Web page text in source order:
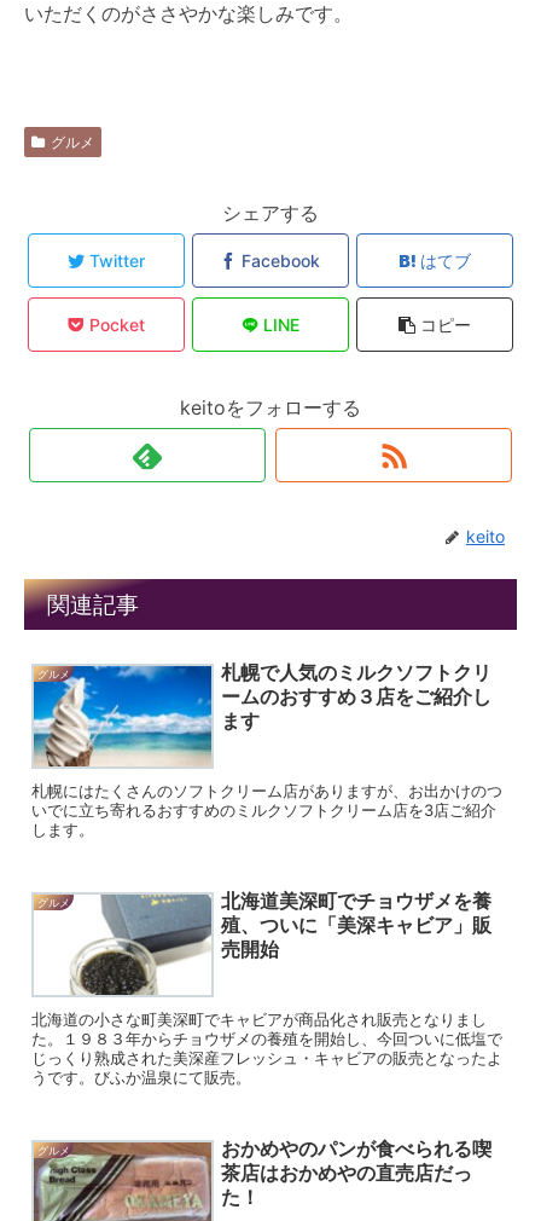
いただくのがささやかな楽しみです。
グルメ
シェアする
Twitter Facebook はてブ
Pocket LINE コピー
keitoをフォローする
keito
関連記事
グルメ
札幌で人気のミルクソフトクリ
ームのおすすめ３店をご紹介し
ます
札幌にはたくさんのソフトクリーム店がありますが、お出かけのつ
いでに立ち寄れるおすすめのミルクソフトクリーム店を3店ご紹介
します。
グルメ
北海道美深町でチョウザメを養
殖、ついに「美深キャビア」販
売開始
北海道の小さな町美深町でキャビアが商品化され販売となりまし
た。１９８３年からチョウザメの養殖を開始し、今回ついに低塩で
じっくり熟成された美深産フレッシュ・キャビアの販売となったよ
うです。びふか温泉にて販売。
グルメ
おかめやのパンが食べられる喫
茶店はおかめやの直売店だっ
た！